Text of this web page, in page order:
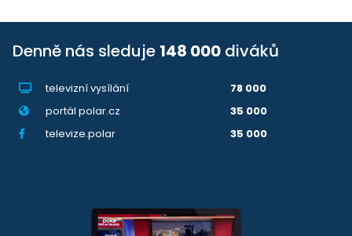
Denně nás sleduje 148 000 diváků
televizní vysílání
78 000
portál polar.cz
35 000
televize.polar
35 000